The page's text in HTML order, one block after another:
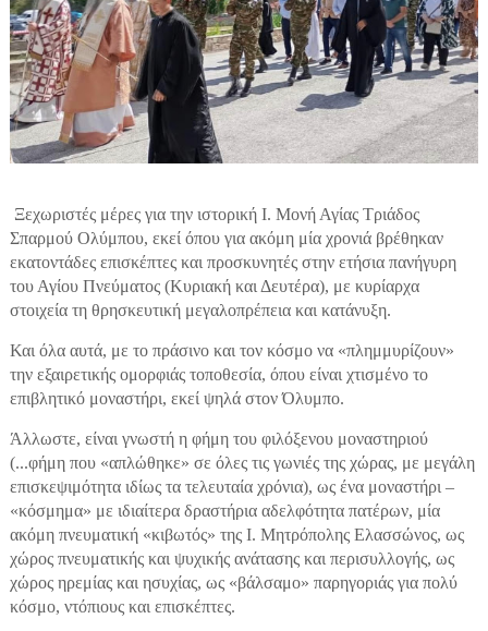
Ξεχωριστές μέρες για την ιστορική Ι. Μονή Αγίας Τριάδος
Σπαρμού Ολύμπου, εκεί όπου για ακόμη μία χρονιά βρέθηκαν
εκατοντάδες επισκέπτες και προσκυνητές στην ετήσια πανήγυρη
του Αγίου Πνεύματος (Κυριακή και Δευτέρα), με κυρίαρχα
στοιχεία τη θρησκευτική μεγαλοπρέπεια και κατάνυξη.
Και όλα αυτά, με το πράσινο και τον κόσμο να «πλημμυρίζουν»
την εξαιρετικής ομορφιάς τοποθεσία, όπου είναι χτισμένο το
επιβλητικό μοναστήρι, εκεί ψηλά στον Όλυμπο.
Άλλωστε, είναι γνωστή η φήμη του φιλόξενου μοναστηριού
(...φήμη που «απλώθηκε» σε όλες τις γωνιές της χώρας, με μεγάλη
επισκεψιμότητα ιδίως τα τελευταία χρόνια), ως ένα μοναστήρι –
«κόσμημα» με ιδιαίτερα δραστήρια αδελφότητα πατέρων, μία
ακόμη πνευματική «κιβωτός» της Ι. Μητρόπολης Ελασσώνος, ως
χώρος πνευματικής και ψυχικής ανάτασης και περισυλλογής, ως
χώρος ηρεμίας και ησυχίας, ως «βάλσαμο» παρηγοριάς για πολύ
κόσμο, ντόπιους και επισκέπτες.